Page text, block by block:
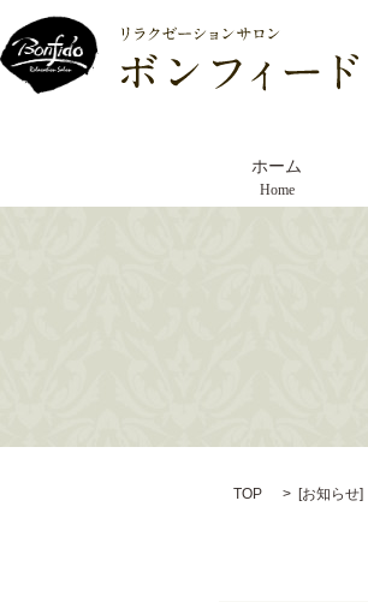
ホーム
Home
TOP [お知らせ]